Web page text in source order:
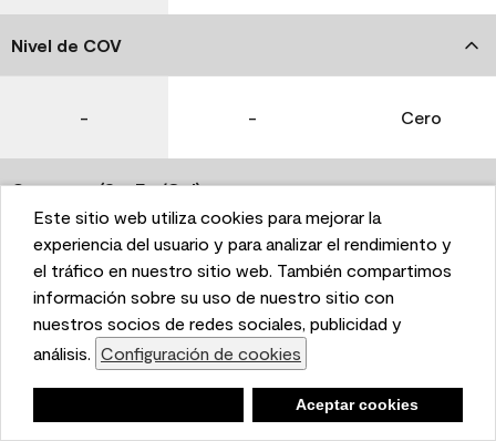
This website uses cookies to enhance user experience
and to analyze performance and traffic on our website.
We also share information about your use of our site
with our social media, advertising, and analytics
partners. Cookie Settings
Accept Cookies
Este sitio web utiliza cookies para mejorar la
experiencia del usuario y para analizar el rendimiento y
el tráfico en nuestro sitio web. También compartimos
información sobre su uso de nuestro sitio con
nuestros socios de redes sociales, publicidad y
análisis. Configuración de cookies
Aceptar cookies
Nivel de COV
- - Cero
Coverage (Sq. Ft./Gal)
350-400 400-450 400-450
Tiempo de secado
1 hora